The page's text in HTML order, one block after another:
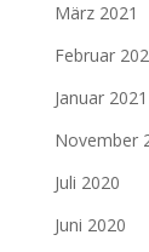
März 2021
Februar
Januar 2021
November
Juli 2020
Juni 2020